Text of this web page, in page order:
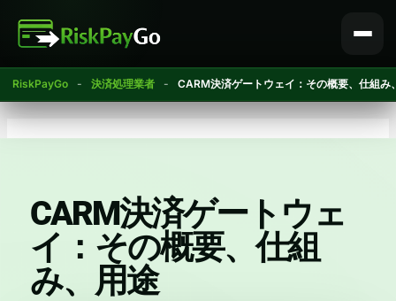
RiskPayGo - 決済処理業者 - CARM決済ゲートウェイ：その概要、仕組み
へ
ス
CARM決済ゲートウェ
イ：その概要、仕組
み、用途